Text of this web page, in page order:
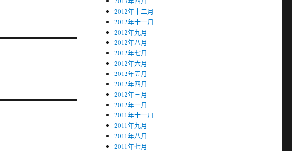
2012年十二月
2012年十一月
2012年九月
2012年八月
2012年七月
2012年六月
2012年五月
2012年四月
2012年三月
2012年一月
2011年十一月
2011年九月
2011年八月
2011年七月